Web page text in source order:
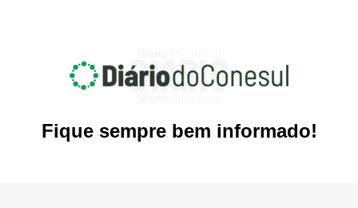
Fique sempre bem informado!